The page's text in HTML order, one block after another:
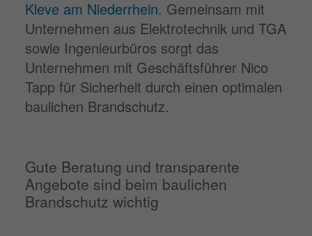
Kleve am Niederrhein. Gemeinsam mit
Unternehmen aus Elektrotechnik und TGA
sowie Ingenieurbüros sorgt das
Unternehmen mit Geschäftsführer Nico
Tapp für Sicherheit durch einen optimalen
baulichen Brandschutz.
Gute Beratung und transparente
Angebote sind beim baulichen
Brandschutz wichtig